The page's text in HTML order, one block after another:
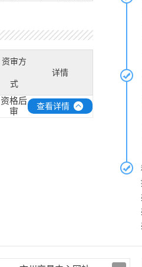
资审方
式
详情
资格后
审
查看详情